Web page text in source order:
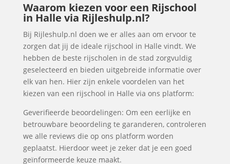
Waarom kiezen voor een Rijschool
in Halle via Rijleshulp.nl?
Bij Rijleshulp.nl doen we er alles aan om ervoor te
zorgen dat jij de ideale rijschool in Halle vindt. We
hebben de beste rijscholen in de stad zorgvuldig
geselecteerd en bieden uitgebreide informatie over
elk van hen. Hier zijn enkele voordelen van het
kiezen van een rijschool in Halle via ons platform:
Geverifieerde beoordelingen: Om een eerlijke en
betrouwbare beoordeling te garanderen, controleren
we alle reviews die op ons platform worden
geplaatst. Hierdoor weet je zeker dat je een goed
geïnformeerde keuze maakt.